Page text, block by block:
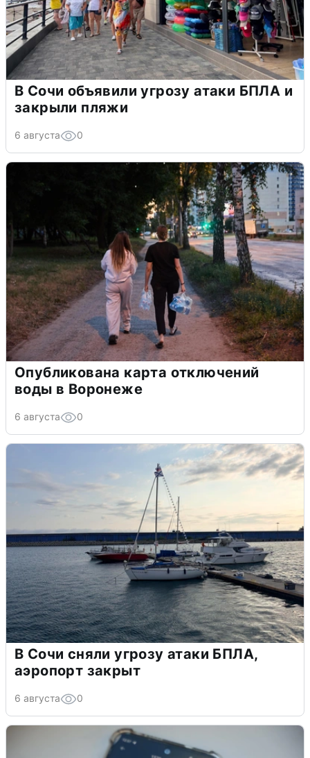
В Сочи объявили угрозу атаки БПЛА и
закрыли пляжи
6 августа 0
Опубликована карта отключений
воды в Воронеже
6 августа 0
В Сочи сняли угрозу атаки БПЛА,
аэропорт закрыт
6 августа 0